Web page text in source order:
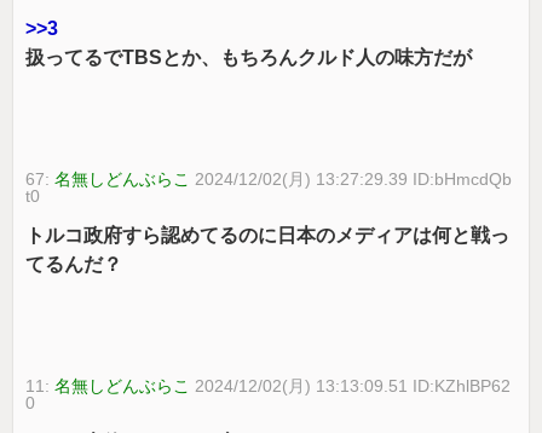
>>3
扱ってるでTBSとか、もちろんクルド人の味方だが
67:名無しどんぶらこ 2024/12/02(月) 13:27:29.39 ID:bHmcdQb
t0
トルコ政府すら認めてるのに日本のメディアは何と戦っ
てるんだ？
11:名無しどんぶらこ 2024/12/02(月) 13:13:09.51 ID:KZhlBP62
0